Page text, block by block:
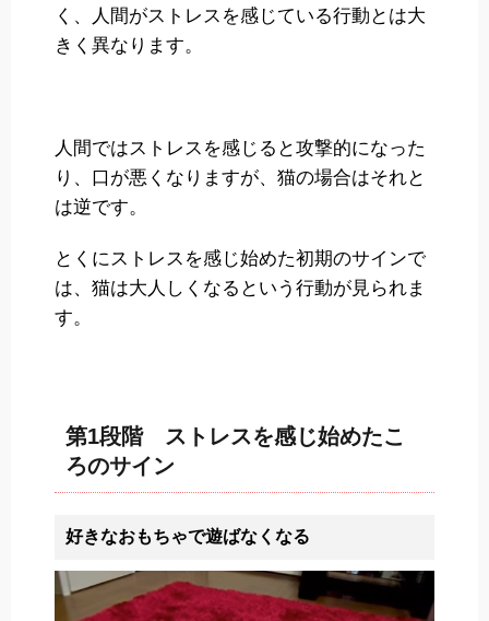
く、人間がストレスを感じている行動とは大
きく異なります。
人間ではストレスを感じると攻撃的になった
り、口が悪くなりますが、猫の場合はそれと
は逆です。
とくにストレスを感じ始めた初期のサインで
は、猫は大人しくなるという行動が見られま
す。
第1段階 ストレスを感じ始めたこ
ろのサイン
好きなおもちゃで遊ばなくなる